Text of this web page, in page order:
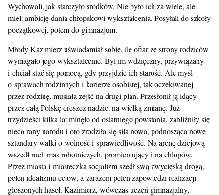
Wychowali, jak starczyło środków. Nie było ich za wiele, ale
mieli ambicję dania chłopakowi wykształcenia. Posyłali do szkoły
początkowej, potem do gimnazjum.
Młody Kazimierz uświadamiał sobie, ile ofiar ze strony rodziców
wymagało jego wykształcenie. Był im wdzięczny, przywiązany
i chciał stać się pomocą, gdy przyjdzie ich starość. Ale myśl
o sprawach rodzinnych i karierze osobistej, tak oczekiwanej
przez rodzinę, musiała zejść na drugi plan. Przesłonił ją idący
przez całą Polskę dreszcz nadziei na wielką zmianę. Już
trzydzieści kilka lat minęło od ostatniego powstania, zabliźniły się
nieco rany narodu i oto zrodziła się siła nowa, podnosząca nowe
sztandary walki o wolność i sprawiedliwość. Na arenę dziejową
wszedł ruch mas robotniczych, promieniujący i na chłopów.
Przez miasta i miasteczka socjalizm szedł swą zwycięską drogą,
pełen idealizmu celów, a zarazem pełen zapowiedzi realizacji
głoszonych haseł. Kazimierz, wówczas uczeń gimnazjalny,